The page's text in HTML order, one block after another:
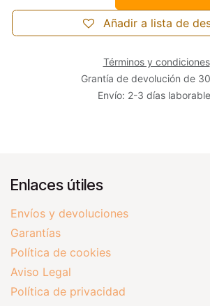
Añadir a lista de
Términos y condiciones
Grantía de devolución de
Envío: 2-3 días
Enlaces útiles
Envíos y devoluciones
Garantías
Política de cookies
Aviso Legal
Política de privacidad